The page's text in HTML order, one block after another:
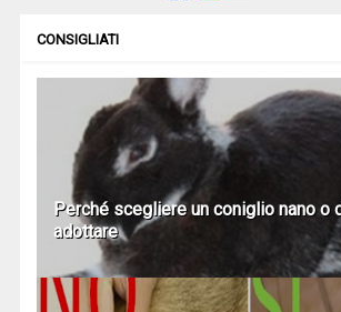
CONSIGLIATI
Perché scegliere un coniglio nano o
adottare